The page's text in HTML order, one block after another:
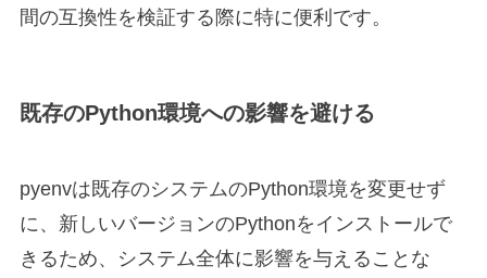
間の互換性を検証する際に特に便利です。
既存のPython環境への影響を避ける
pyenvは既存のシステムのPython環境を変更せず
に、新しいバージョンのPythonをインストールで
きるため、システム全体に影響を与えることな